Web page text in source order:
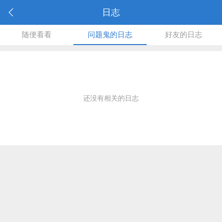
日志
随便看看 问题鬼的日志 好友的日志
还没有相关的日志